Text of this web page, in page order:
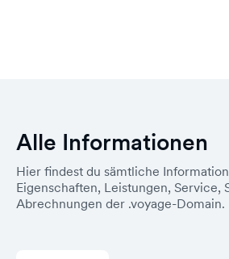
Alle Informationen
Hier findest du sämtliche
Eigenschaften, Leistungen, Service,
Abrechnungen der .voyage-Domain.